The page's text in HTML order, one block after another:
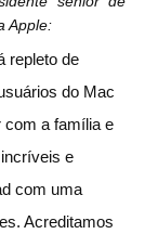
Apple:
repleto de
do Mac
com a família e
e
com uma
Acreditamos